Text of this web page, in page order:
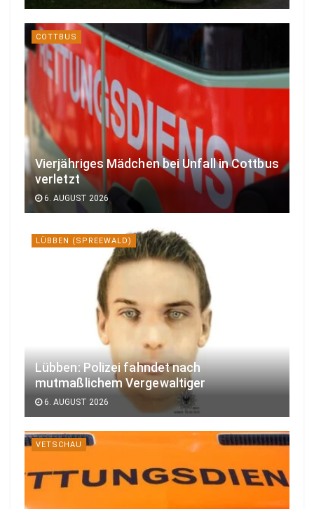
COTTBUS
Vierjähriges Mädchen bei Unfall in Cottbus
verletzt
6. AUGUST 2026
LÜBBEN (SPREEWALD)
Lübben: Polizei fahndet nach
mutmaßlichem Vergewaltiger
6. AUGUST 2026
VETSCHAU